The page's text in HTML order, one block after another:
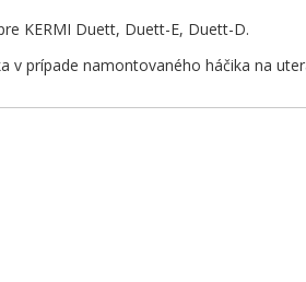
KERMI Duett, Duett-E, Duett-D.
v prípade namontovaného háčika na